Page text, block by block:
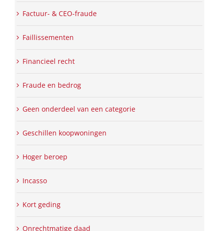
Factuur- & CEO-fraude
Faillissementen
Financieel recht
Fraude en bedrog
Geen onderdeel van een categorie
Geschillen koopwoningen
Hoger beroep
Incasso
Kort geding
Onrechtmatige daad